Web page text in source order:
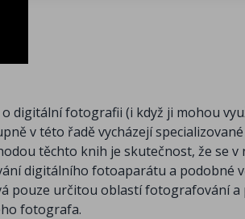
digitální fotografii (i když ji mohou
v této řadě vycházejí
těchto knih je skutečnost, že se v
digitálního fotoaparátu a podobné
pouze určitou oblastí fotografování
fotografa.